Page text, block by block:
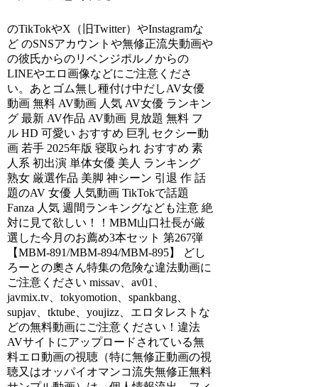
のTikTokやX（旧Twitter）やInstagramな
ど のSNSアカウントや無修正流失動画や
の彼氏からのリベンジポルノからの
LINEやエロ画像などにご注意くださ
い。あとゴム無し種付け中だしAV女優
動画 無料 AV動画 人気 AV女優 ランキン
グ 最新 AV作品 AV動画 見放題 無料 フ
ル HD 可愛い おすすめ 巨乳 セクシー動
画 若手 2025年版 寝取られ おすすめ 素
人系 初出演 単体女優 美人 ランキング
熟女 厳選作品 美脚 神シーン 引退 作 話
題のAV 女優 人気動画 TikTokで話題
Fanza 人気 週間ランキングなども注意 絶
対に見て欲しい！！MBM山口社長が厳
選した今月のお薦め3本セット 第267弾
【MBM-891/MBM-894/MBM-895】 どし
ろーとの奧さん特集の危険な違法動画に
ご注意ください missav、av01、
javmix.tv、tokyomotion、spankbang、
supjav、tktube、youjizz、エロタレストな
どの無料動画にご注意ください！違法
AVサイトにアップロードされている無
料エロ動画の視聴（特に無修正動画の視
聴又はオッパイオマンコ流失無修正無料